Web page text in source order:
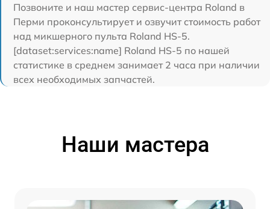
Позвоните и наш мастер сервис-центра Roland в
Перми проконсультирует и озвучит стоимость работ
над микшерного пульта Roland HS-5.
[dataset:services:name] Roland HS-5 по нашей
статистике в среднем занимает 2 часа при наличии
всех необходимых запчастей.
Наши мастера